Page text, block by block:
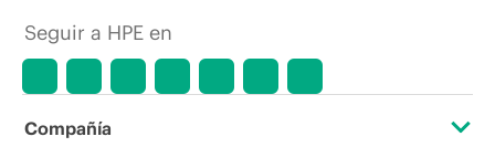
Seguir a HPE en
Compañía